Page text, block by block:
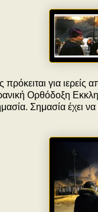
για ιερείς
Ορθόδοξη
Σημασία έχει